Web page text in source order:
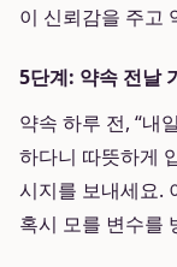
이 신뢰감을 주고
5단계: 약속 전날
약속 하루 전, “내
하다니 따뜻하게
시지를 보내세요.
혹시 모를 변수를